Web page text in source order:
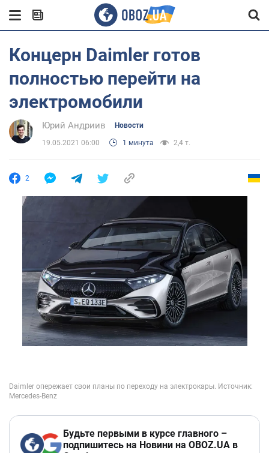
Концерн Daimler готов
полностью перейти на
электромобили
Юрий Андриив Новости
19.05.2021 06:00 1 минута 2,4 т.
2
Будьте первыми в курсе главного –
подпишитесь на Новини на OBOZ.UA в